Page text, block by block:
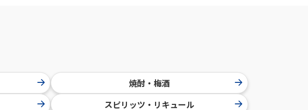
焼酎・梅酒
スピリッツ・リキュール